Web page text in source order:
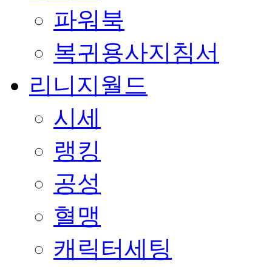
파워북
복귀용사지침서
리니지월드
시세
랭킹
공성
혈맹
캐릭터세팅